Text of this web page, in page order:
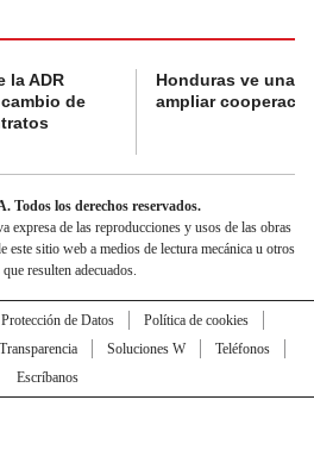
la ADR
de
Honduras ve una
ampliar
Todos los derechos reservados.
de las reproducciones y usos de las obras
este sitio web a medios de lectura mecánica u otros
resulten adecuados.
de Datos
Política de cookies
Transparencia Soluciones W
Teléfonos
Escríbanos